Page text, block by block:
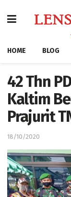
HOME BLOG
42 Thn
Kaltim
Prajurit
18/10/2020